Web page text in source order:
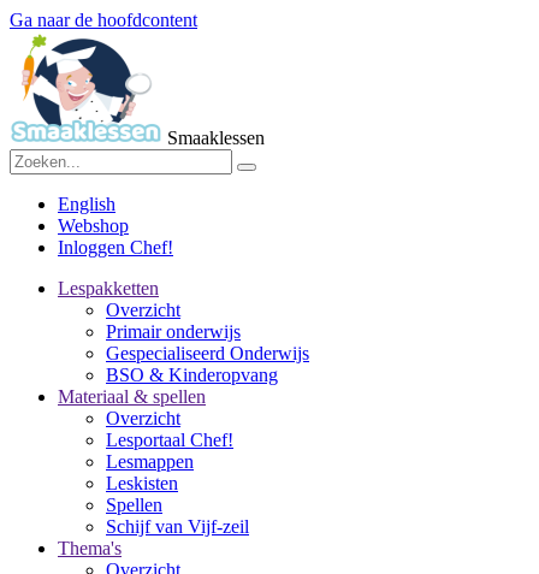
Ga naar de hoofdcontent
Smaaklessen
English
Webshop
Inloggen Chef!
Lespakketten
Overzicht
Primair onderwijs
Gespecialiseerd Onderwijs
BSO & Kinderopvang
Materiaal & spellen
Overzicht
Lesportaal Chef!
Lesmappen
Leskisten
Spellen
Schijf van Vijf-zeil
Thema's
Overzicht